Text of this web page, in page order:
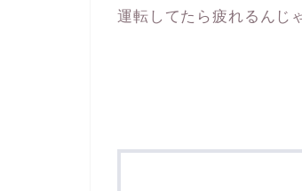
運転してたら疲れるんじ